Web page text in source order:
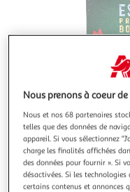
Nous prenons à coeur
Nous et nos 68 partenaires
telles que des données de
appareil. Si vous sélectionnez
charge les finalités affichées
des données pour fournir ». Si
désactivées. Si les
certains contenus et annonces